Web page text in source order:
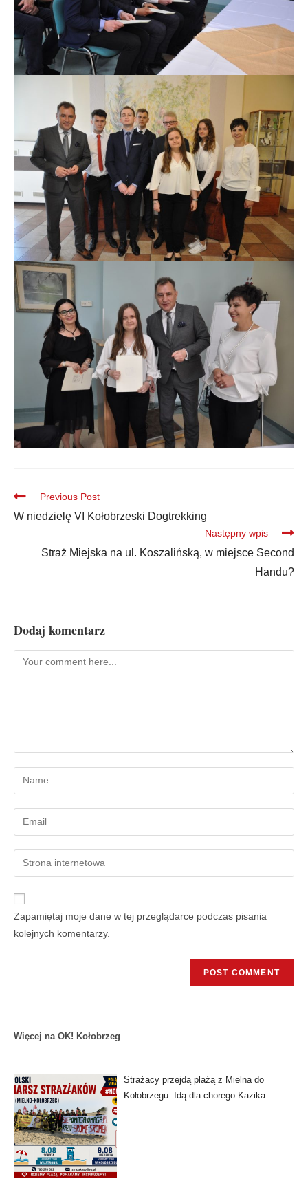
Previous Post
W niedzielę VI Kołobrzeski Dogtrekking
Następny wpis
Straż Miejska na ul. Koszalińską, w miejsce Second
Handu?
Dodaj komentarz
Zapamiętaj moje dane w tej przeglądarce podczas pisania
kolejnych komentarzy.
Więcej na OK! Kołobrzeg
Strażacy przejdą plażą z Mielna do
Kołobrzegu. Idą dla chorego Kazika